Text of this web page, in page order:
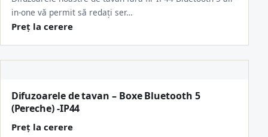
in-one vă permit să redați ser…
Preț la cerere
Difuzoarele de tavan – Boxe Bluetooth 5
(Pereche) -IP44
Preț la cerere